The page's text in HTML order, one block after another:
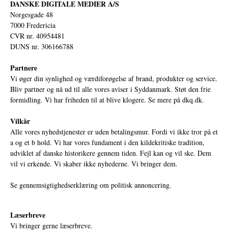
DANSKE DIGITALE MEDIER A/S
Norgesgade 48
7000 Fredericia
CVR nr. 40954481
DUNS nr. 306166788
Partnere
Vi øger din synlighed og værdiforøgelse af brand, produkter og service.
Bliv partner og nå ud til alle vores aviser i Syddanmark. Støt den frie
formidling. Vi har friheden til at blive klogere. Se mere på dkq.dk.
Vilkår
Alle vores nyhedstjenester er uden betalingsmur. Fordi vi ikke tror på et
a og et b hold. Vi har vores fundament i den kildekritiske tradition,
udviklet af danske historikere gennem tiden. Fejl kan og vil ske. Dem
vil vi erkende. Vi skaber ikke nyhederne. Vi bringer dem.
Se gennemsigtighedserklæring om politisk annoncering.
Læserbreve
Vi bringer gerne læserbreve.